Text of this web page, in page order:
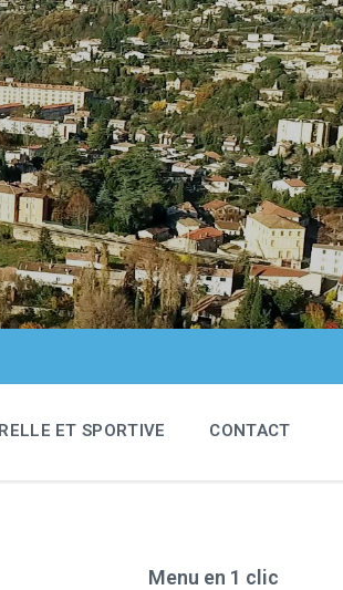
ET SPORTIVE CONTACT
Menu en 1 clic